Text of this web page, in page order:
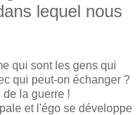
lequel nous
qui sont les gens qui
qui peut-on échanger ?
de la guerre !
et l'égo se développe